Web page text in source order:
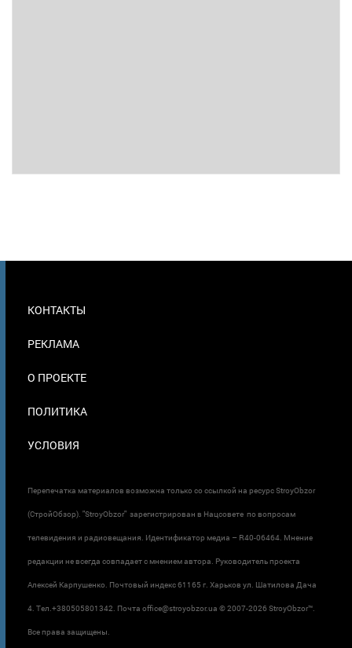
В
КОНТАКТЫ
РЕКЛАМА
О ПРОЕКТЕ
ПОЛИТИКА
УСЛОВИЯ
Перепечатка материалов возможна только со ссылкой на ресурс StroyObzor
(СтройОбзор). "StroyObzor" зарегистрирован в Нацсовете по вопросам
телевидения и радиовещания. Идентификатор медиа – R40-06464. Мнение
редакции не всегда совпадает с мнением автора. Руководитель проекта
Алексей Карпушенко. Почтовый индекс 61165 г. Харьков ул. Шатилова Дача
4. Тел.+380505801342. Почта office@stroyobzor.ua © 2007-2026 StroyObzor™.
Все права защищены.